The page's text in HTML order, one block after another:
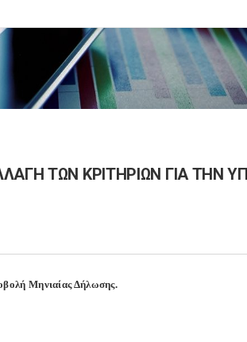
ΤΩΝ ΚΡΙΤΗΡΙΩΝ ΓΙΑ ΤΗΝ
Μηνιαίας Δήλωσης.